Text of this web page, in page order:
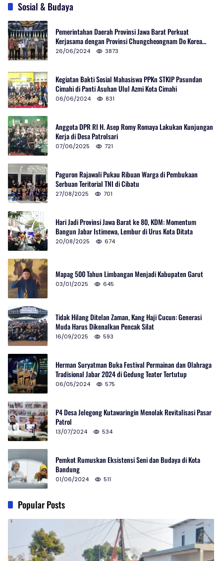
Sosial & Budaya
Pemerintahan Daerah Provinsi Jawa Barat Perkuat
Kerjasama dengan Provinsi Chungcheongnam Do Korea
Selatan
26/06/2024 3873
Kegiatan Bakti Sosial Mahasiswa PPKn STKIP Pasundan
Cimahi di Panti Asuhan Ulul Azmi Kota Cimahi
06/06/2024 831
Anggota DPR RI H. Asep Romy Romaya Lakukan Kunjungan
Kerja di Desa Patrolsari
07/06/2025 721
Paguron Rajawali Pukau Ribuan Warga di Pembukaan
Serbuan Teritorial TNI di Cibatu
27/08/2025 701
Hari Jadi Provinsi Jawa Barat ke 80, KDM: Momentum
Bangun Jabar Istimewa, Lembur di Urus Kota Ditata
20/08/2025 674
Mapag 500 Tahun Limbangan Menjadi Kabupaten Garut
03/01/2025 645
Tidak Hilang Ditelan Zaman, Kang Haji Cucun: Generasi
Muda Harus Dikenalkan Pencak Silat
16/09/2025 593
Herman Suryatman Buka Festival Permainan dan Olahraga
Tradisional Jabar 2024 di Gedung Teater Tertutup
06/05/2024 575
P4 Desa Jelegong Kutawaringin Menolak Revitalisasi Pasar
Patrol
13/07/2024 534
Pemkot Rumuskan Eksistensi Seni dan Budaya di Kota
Bandung
01/06/2024 511
Popular Posts